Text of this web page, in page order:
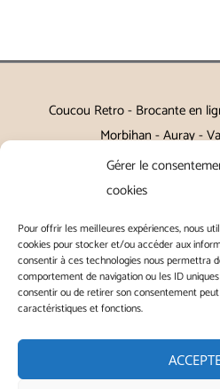
Gérer le
cookies
Pour offrir les meilleures expériences, nous
cookies pour stocker et/ou accéder aux
consentir à ces technologies nous permettra
comportement de navigation ou les ID
consentir ou de retirer son consentement
caractéristiques et fonctions.
Coucou Retro - Brocante en
Morbihan - Auray -
Petits meubles, décoration,
Campagne
|Contact|Conditions
générales d'utilisation|